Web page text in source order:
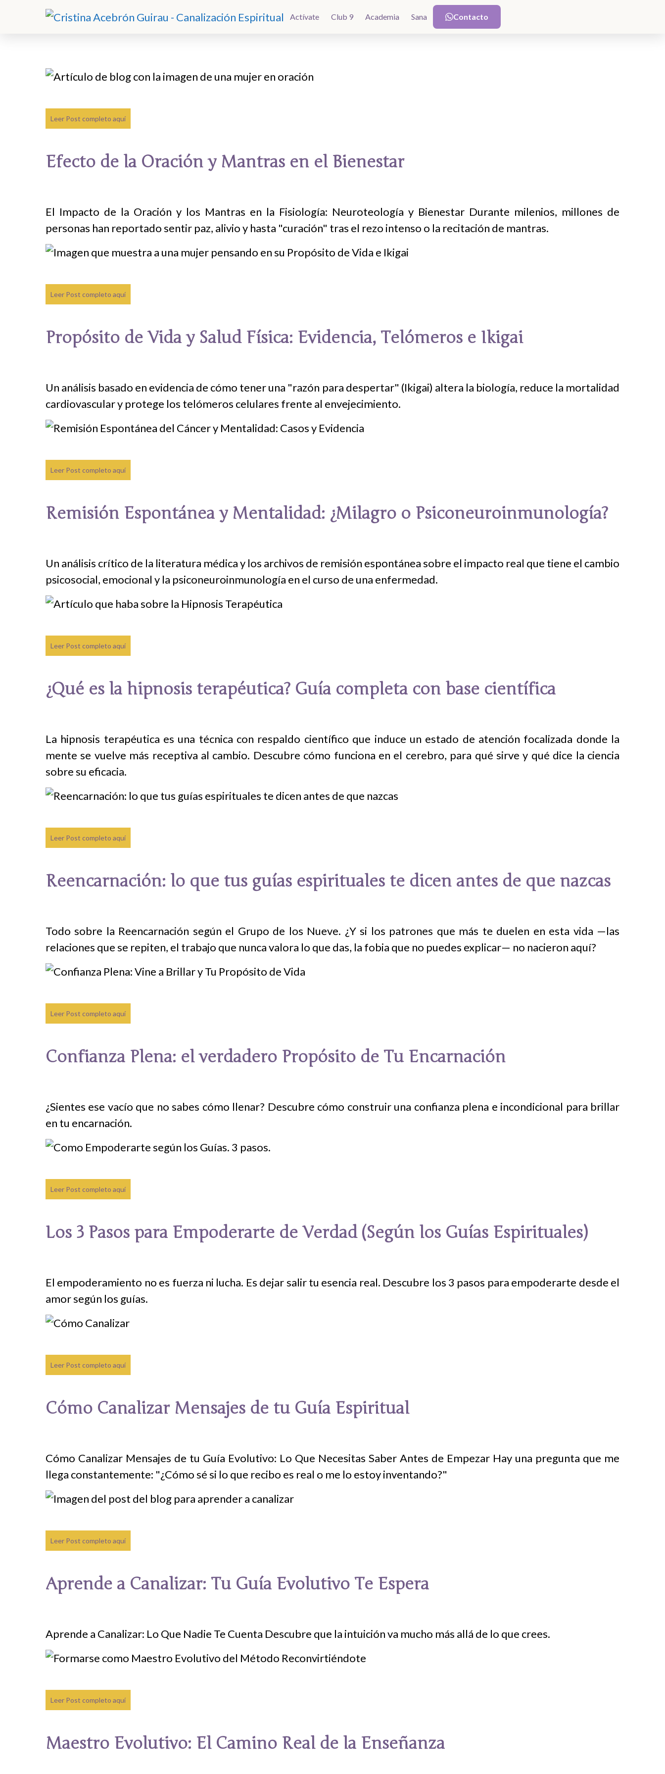
Actívate Club 9 Academia Sana Contacto
Actívate Club 9 Academia Sana Contacto
Leer Post completo aquí
Efecto de la Oración y Mantras en el Bienestar
El Impacto de la Oración y los Mantras en la Fisiología: Neuroteología y Bienestar Durante milenios, millones de
personas han reportado sentir paz, alivio y hasta "curación" tras el rezo intenso o la recitación de mantras.
Leer Post completo aquí
Propósito de Vida y Salud Física: Evidencia, Telómeros e Ikigai
Un análisis basado en evidencia de cómo tener una "razón para despertar" (Ikigai) altera la biología, reduce la mortalidad
cardiovascular y protege los telómeros celulares frente al envejecimiento.
Leer Post completo aquí
Remisión Espontánea y Mentalidad: ¿Milagro o Psiconeuroinmunología?
Un análisis crítico de la literatura médica y los archivos de remisión espontánea sobre el impacto real que tiene el cambio
psicosocial, emocional y la psiconeuroinmunología en el curso de una enfermedad.
Leer Post completo aquí
¿Qué es la hipnosis terapéutica? Guía completa con base científica
La hipnosis terapéutica es una técnica con respaldo científico que induce un estado de atención focalizada donde la
mente se vuelve más receptiva al cambio. Descubre cómo funciona en el cerebro, para qué sirve y qué dice la ciencia
sobre su eficacia.
Leer Post completo aquí
Reencarnación: lo que tus guías espirituales te dicen antes de que nazcas
Todo sobre la Reencarnación según el Grupo de los Nueve. ¿Y si los patrones que más te duelen en esta vida —las
relaciones que se repiten, el trabajo que nunca valora lo que das, la fobia que no puedes explicar— no nacieron aquí?
Leer Post completo aquí
Confianza Plena: el verdadero Propósito de Tu Encarnación
¿Sientes ese vacío que no sabes cómo llenar? Descubre cómo construir una confianza plena e incondicional para brillar
en tu encarnación.
Leer Post completo aquí
Los 3 Pasos para Empoderarte de Verdad (Según los Guías Espirituales)
El empoderamiento no es fuerza ni lucha. Es dejar salir tu esencia real. Descubre los 3 pasos para empoderarte desde el
amor según los guías.
Leer Post completo aquí
Cómo Canalizar Mensajes de tu Guía Espiritual
Cómo Canalizar Mensajes de tu Guía Evolutivo: Lo Que Necesitas Saber Antes de Empezar Hay una pregunta que me
llega constantemente: "¿Cómo sé si lo que recibo es real o me lo estoy inventando?"
Leer Post completo aquí
Aprende a Canalizar: Tu Guía Evolutivo Te Espera
Aprende a Canalizar: Lo Que Nadie Te Cuenta Descubre que la intuición va mucho más allá de lo que crees.
Leer Post completo aquí
Maestro Evolutivo: El Camino Real de la Enseñanza